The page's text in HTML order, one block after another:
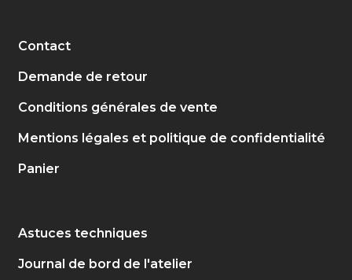
Contact
Demande de retour
Conditions générales de vente
Mentions légales et politique de confidentialité
Panier
Astuces techniques
Journal de bord de l'atelier